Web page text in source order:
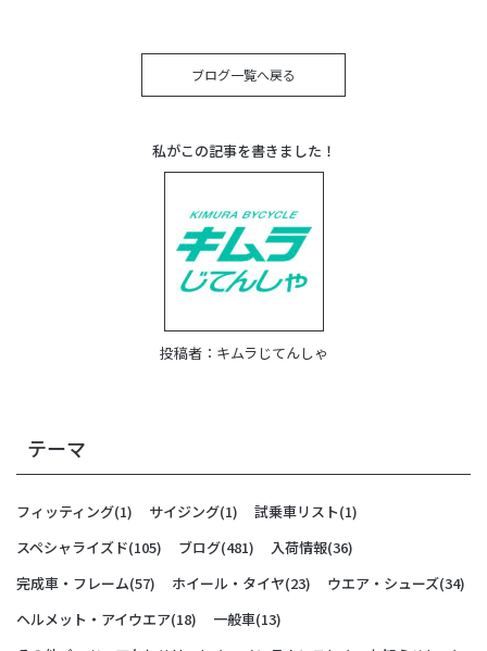
ブログ一覧へ戻る
私がこの記事を書きました！
投稿者： キムラじてんしゃ
テーマ
フィッティング(1) サイジング(1) 試乗車リスト(1)
スペシャライズド(105) ブログ(481) 入荷情報(36)
完成車・フレーム(57) ホイール・タイヤ(23) ウエア・シューズ(34)
ヘルメット・アイウエア(18) 一般車(13)